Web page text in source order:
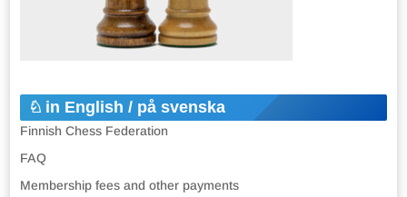
in English / på svenska
Finnish Chess Federation
FAQ
Membership fees and other payments